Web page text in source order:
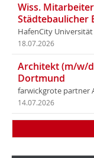
Wiss.
Städtebaulicher
HafenCity
18.07.2026
Architekt (m/w/
Dortmund
farwickgrote partner
14.07.2026